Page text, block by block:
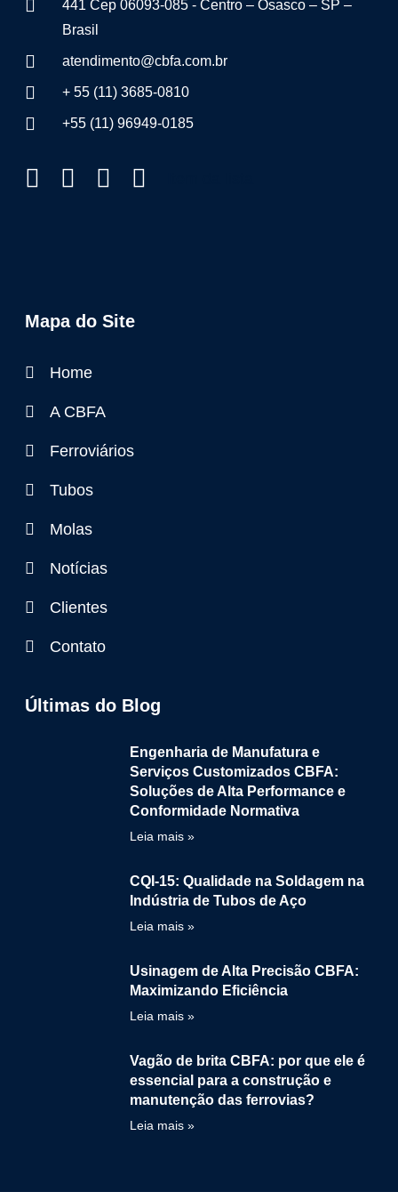
441 Cep 06093-085 - Centro – Osasco – SP –
Brasil
atendimento@cbfa.com.br
+ 55 (11) 3685-0810
+55 (11) 96949-0185
Mapa do Site
Home
A CBFA
Ferroviários
Tubos
Molas
Notícias
Clientes
Contato
Últimas do Blog
Engenharia de Manufatura e
Serviços Customizados CBFA:
Soluções de Alta Performance e
Conformidade Normativa
Leia mais »
CQI-15: Qualidade na Soldagem na
Indústria de Tubos de Aço
Leia mais »
Usinagem de Alta Precisão CBFA:
Maximizando Eficiência
Leia mais »
Vagão de brita CBFA: por que ele é
essencial para a construção e
manutenção das ferrovias?
Leia mais »